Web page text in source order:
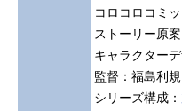
コロコロコミッ
ストーリー原案
キャラクター
監督：福島利規
シリーズ構成：